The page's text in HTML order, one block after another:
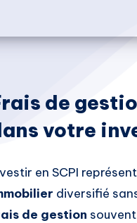
de
votre
en SCPI
diversifié
de gestion